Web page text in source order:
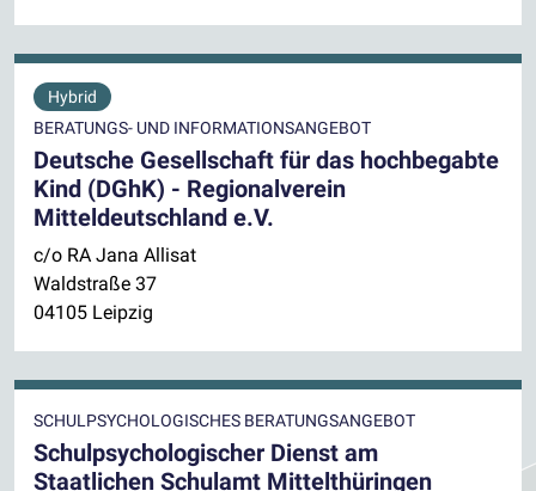
Hybrid
BERATUNGS- UND INFORMATIONSANGEBOT
Deutsche Gesellschaft für das hochbegabte
Kind (DGhK) - Regionalverein
Mitteldeutschland e.V.
c/o RA Jana Allisat
Waldstraße 37
04105 Leipzig
SCHULPSYCHOLOGISCHES BERATUNGSANGEBOT
Schulpsychologischer Dienst am
Staatlichen Schulamt Mittelthüringen